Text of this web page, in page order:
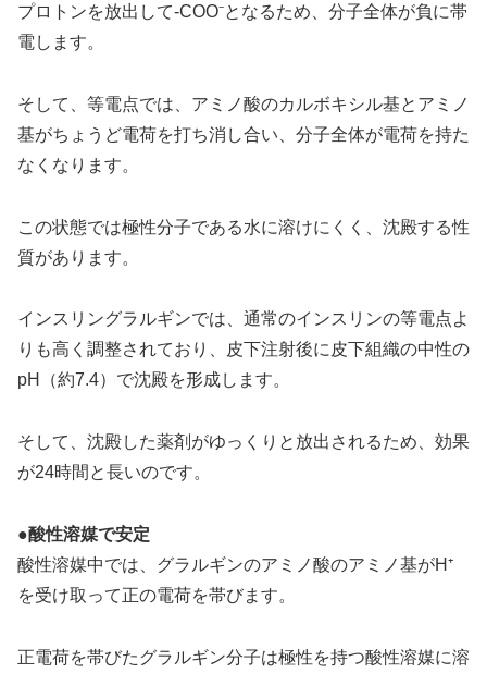
プロトンを放出して-COO⁻となるため、分子全体が負に帯
電します。
そして、等電点では、アミノ酸のカルボキシル基とアミノ
基がちょうど電荷を打ち消し合い、分子全体が電荷を持た
なくなります。
この状態では極性分子である水に溶けにくく、沈殿する性
質があります。
インスリングラルギンでは、通常のインスリンの等電点よ
りも高く調整されており、皮下注射後に皮下組織の中性の
pH（約7.4）で沈殿を形成します。
そして、沈殿した薬剤がゆっくりと放出されるため、効果
が24時間と長いのです。
●酸性溶媒で安定
酸性溶媒中では、グラルギンのアミノ酸のアミノ基がH⁺
を受け取って正の電荷を帯びます。
正電荷を帯びたグラルギン分子は極性を持つ酸性溶媒に溶